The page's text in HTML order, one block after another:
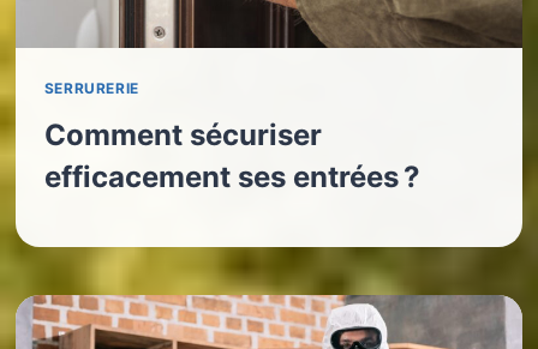
SERRURERIE
Comment sécuriser
efficacement ses entrées ?